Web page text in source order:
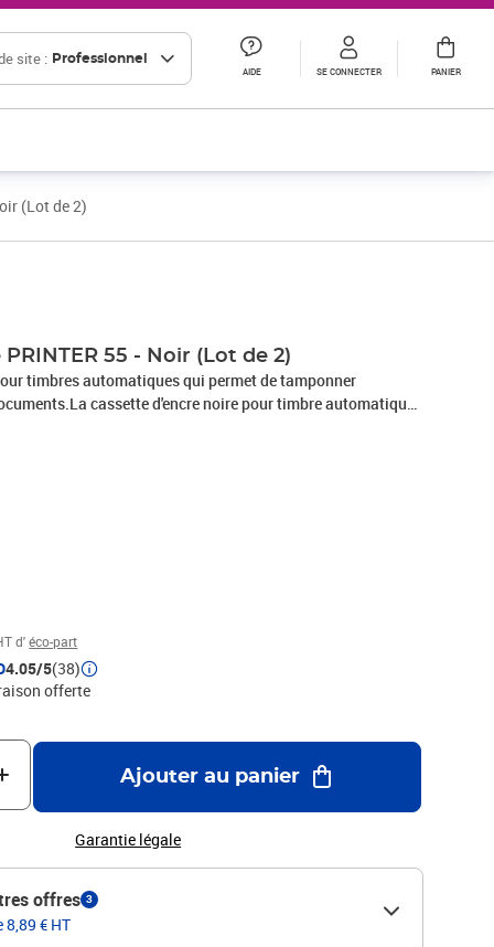
site : Professionnel
AIDE SE CONNECTER PANIER
(Lot de 2)
55 - Noir (Lot de 2)
timbres automatiques qui permet de tamponner
cassette d'encre noire pour timbre automatique
aux tampons Printer Colop 55. Spécialement conçue
pas tâcher, l'encre de la cassette ne salit pas les doigts lors
avec le Printer Colop 55
d'éco-part
4.05/5(38)
offerte
Ajouter au panier
Garantie légale
offres 3
8,89 € HT